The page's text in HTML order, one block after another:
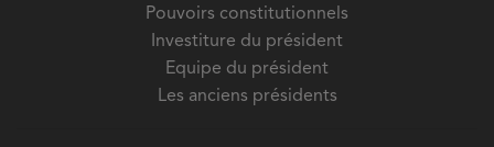
Pouvoirs constitutionnels
Investiture du président
Equipe du président
Les anciens présidents